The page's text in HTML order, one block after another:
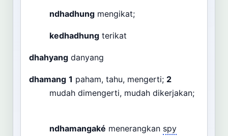
ndhadhung mengikat;
kedhadhung terikat
dhahyang danyang
dhamang 1 paham, tahu, mengerti; 2
mudah dimengerti, mudah dikerjakan;
ndhamangaké menerangkan spy